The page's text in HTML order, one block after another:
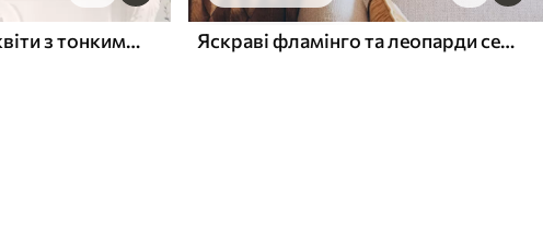
Маленькі польові квіти з тонкими стеблами на світлому тлі Яскраві фламінго та леопарди серед тропічних рослин